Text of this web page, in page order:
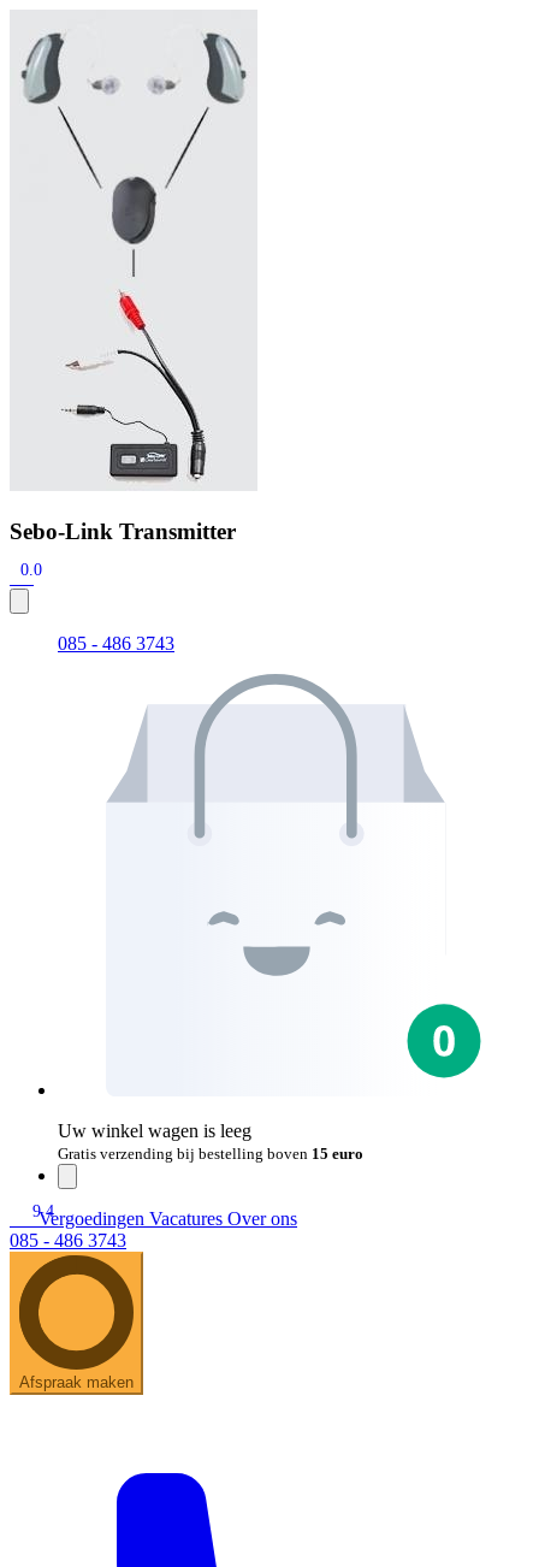
Zoeken
Snel zoeken
Signia hoortoestellen
Signia Pure BCT IX
Allure AI
Audio Service R LI 7
Hoortoestelbatterijen
Widex filters
Onderhoudsartikelen
Signia Active Mini IX - Oplaadbaar
Sebo-Link Transmitter
0.0
085 - 486 3743
Uw winkel wagen is leeg
Gratis verzending bij bestelling boven 15 euro
9.4
Vergoedingen Vacatures Over ons
085 - 486 3743
Afspraak maken